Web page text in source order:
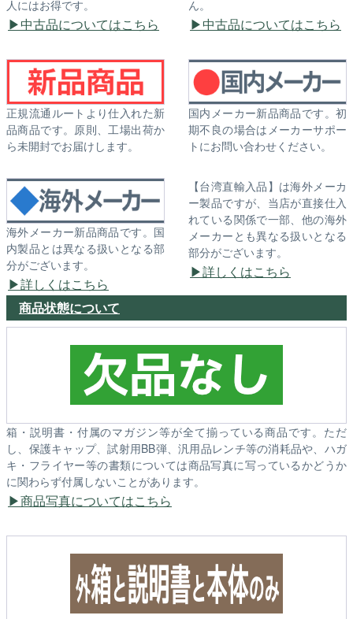
人にはお得です。
中古品についてはこちら
ん。
中古品についてはこちら
正規流通ルートより仕入れた新
品商品です。原則、工場出荷か
ら未開封でお届けします。
国内メーカー新品商品です。初
期不良の場合はメーカーサポー
トにお問い合わせください。
海外メーカー新品商品です。国
内製品とは異なる扱いとなる部
分がございます。
詳しくはこちら
【台湾直輸入品】は海外メーカ
ー製品ですが、当店が直接仕入
れている関係で一部、他の海外
メーカーとも異なる扱いとなる
部分がございます。
詳しくはこちら
商品状態について
箱・説明書・付属のマガジン等が全て揃っている商品です。ただ
し、保護キャップ、試射用BB弾、汎用品レンチ等の消耗品や、ハガ
キ・フライヤー等の書類については商品写真に写っているかどうか
に関わらず付属しないことがあります。
商品写真についてはこちら